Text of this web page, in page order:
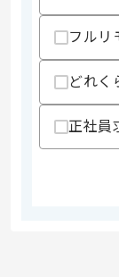
精算・お支払
フルリ
どれく
正社員